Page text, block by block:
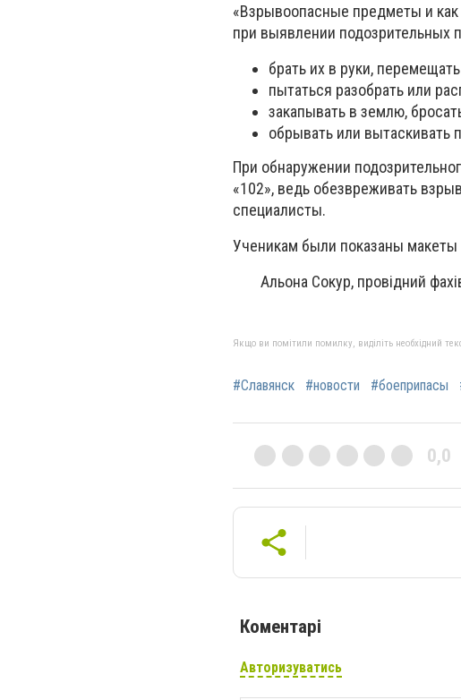
«Взрывоопасные предметы и
при выявлении подозрительных
брать их в руки,
пытаться разобрать или
закапывать в землю,
обрывать или вытаскивать
При обнаружении
«102», ведь обезвреживать
специалисты.
Ученикам были показаны
Альона Сокур, провідний
Якщо ви помітили помилку, виділіть необхідний
#Славянск #новости #боеприпасы
0,0
Коментарі
Авторизуватись